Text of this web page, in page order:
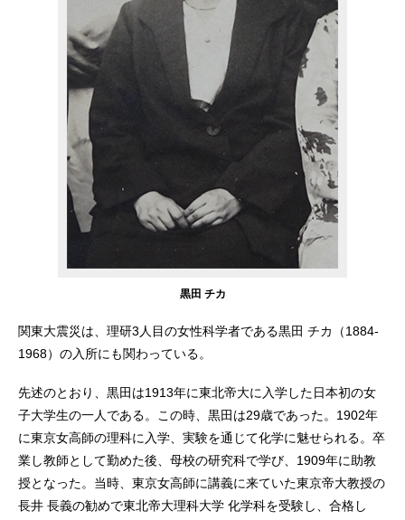
黒田 チカ
関東大震災は、理研3人目の女性科学者である黒田 チカ（1884-
1968）の入所にも関わっている。
先述のとおり、黒田は1913年に東北帝大に入学した日本初の女
子大学生の一人である。この時、黒田は29歳であった。1902年
に東京女高師の理科に入学、実験を通じて化学に魅せられる。卒
業し教師として勤めた後、母校の研究科で学び、1909年に助教
授となった。当時、東京女高師に講義に来ていた東京帝大教授の
長井 長義の勧めで東北帝大理科大学 化学科を受験し、合格し